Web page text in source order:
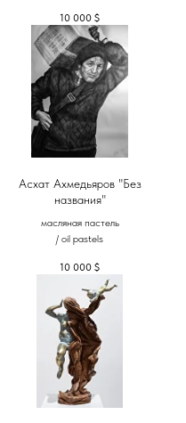
10 000 $
Асхат Ахмедьяров "Без
названия"
масляная пастель
/ oil pastels
10 000 $